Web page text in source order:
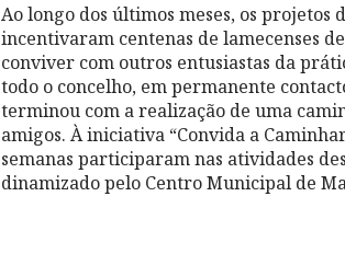
Ao longo dos últimos meses, os
incentivaram centenas de lamecenses
conviver com outros entusiastas da
todo o concelho, em permanente
terminou com a realização de uma
amigos. À iniciativa “Convida a
semanas participaram nas atividades
dinamizado pelo Centro Municipal de